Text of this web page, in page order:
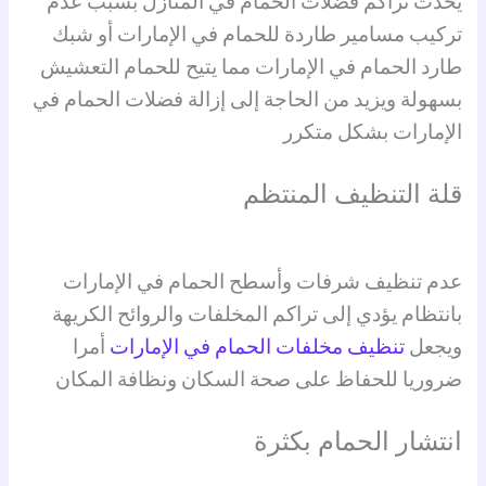
تركيب مسامير طاردة للحمام في الإمارات أو شبك
طارد الحمام في الإمارات مما يتيح للحمام التعشيش
بسهولة ويزيد من الحاجة إلى إزالة فضلات الحمام في
الإمارات بشكل متكرر
قلة التنظيف المنتظم
عدم تنظيف شرفات وأسطح الحمام في الإمارات
بانتظام يؤدي إلى تراكم المخلفات والروائح الكريهة
ويجعلتنظيف مخلفات الحمام في الإمارات أمرا
ضروريا للحفاظ على صحة السكان ونظافة المكان
انتشار الحمام بكثرة